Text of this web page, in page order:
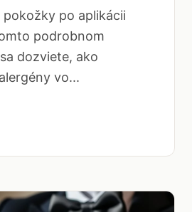
pokožky po aplikácii
podrobnom
dozviete, ako
vo...